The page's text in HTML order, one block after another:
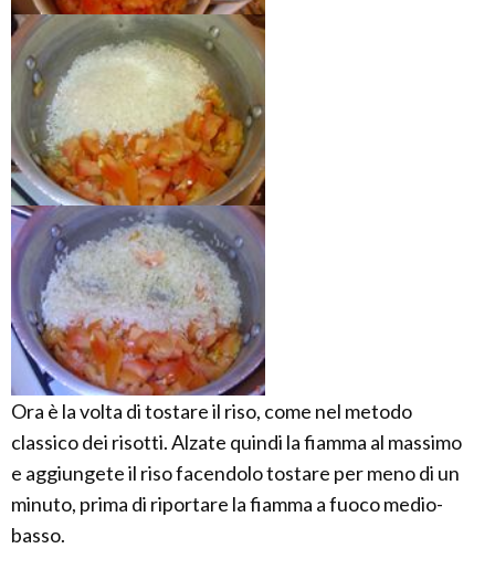
Ora è la volta di tostare il riso, come nel metodo
classico dei risotti. Alzate quindi la fiamma al massimo
e aggiungete il riso facendolo tostare per meno di un
minuto, prima di riportare la fiamma a fuoco medio-
basso.